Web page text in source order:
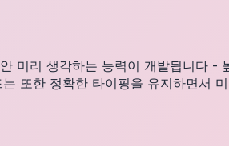
미리 생각하는 능력이 개발됩니다
또한 정확한 타이핑을 유지하면서